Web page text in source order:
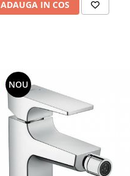
ADAUGA IN COS
NOU